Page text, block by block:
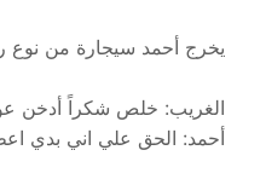
يخرج أحمد سيجارة من نوع
الغريب: خلص شكراً أدخن
أحمد: الحق علي اني بدي